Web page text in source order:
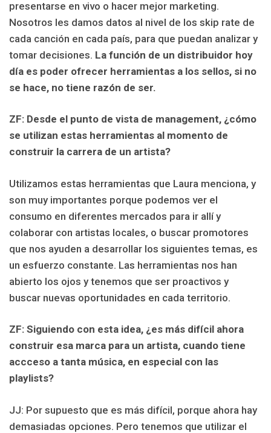
presentarse en vivo o hacer mejor marketing.
Nosotros les damos datos al nivel de los skip rate de
cada canción en cada país, para que puedan analizar y
tomar decisiones. La función de un distribuidor hoy
día es poder ofrecer herramientas a los sellos, si no
se hace, no tiene razón de ser.
ZF: Desde el punto de vista de management, ¿cómo
se utilizan estas herramientas al momento de
construir la carrera de un artista?
Utilizamos estas herramientas que Laura menciona, y
son muy importantes porque podemos ver el
consumo en diferentes mercados para ir allí y
colaborar con artistas locales, o buscar promotores
que nos ayuden a desarrollar los siguientes temas, es
un esfuerzo constante. Las herramientas nos han
abierto los ojos y tenemos que ser proactivos y
buscar nuevas oportunidades en cada territorio.
ZF: Siguiendo con esta idea, ¿es más difícil ahora
construir esa marca para un artista, cuando tiene
accceso a tanta música, en especial con las
playlists?
JJ: Por supuesto que es más difícil, porque ahora hay
demasiadas opciones. Pero tenemos que utilizar el